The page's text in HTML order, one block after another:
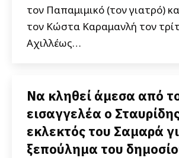
τον Παπαμιμικό (τον γιατρό)
τον Κώστα Καραμανλή τον
Αχιλλέως…
Να κληθεί άμεσα από
εισαγγελέα ο
εκλεκτός του Σαμαρά
ξεπούλημα του